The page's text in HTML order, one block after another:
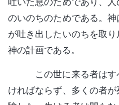
のいのちのためである。
が吐き出したいのちを取
神の計画である。
この世に来る者はす
ければならず、多くの者